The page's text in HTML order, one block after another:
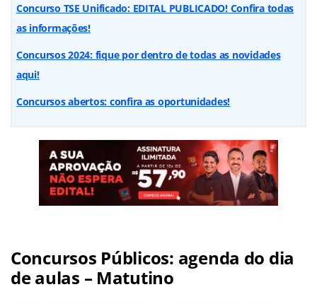
Concurso TSE Unificado: EDITAL PUBLICADO! Confira todas
as informações!
Concursos 2024: fique por dentro de todas as novidades
aqui!
Concursos abertos: confira as oportunidades!
Concursos Públicos: agenda do dia
de aulas – Matutino